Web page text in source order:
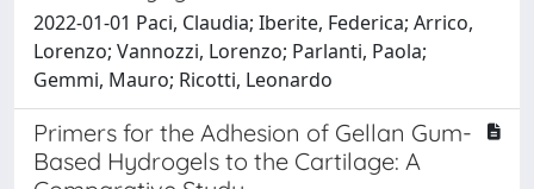
2022-01-01 Paci, Claudia; Iberite, Federica; Arrico,
Lorenzo; Vannozzi, Lorenzo; Parlanti, Paola;
Gemmi, Mauro; Ricotti, Leonardo
Primers for the Adhesion of Gellan Gum-
Based Hydrogels to the Cartilage: A